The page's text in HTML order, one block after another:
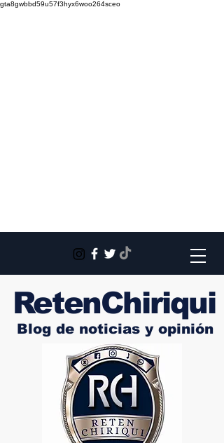
gta8gwbbd59u57f3hyx6woo264sceo
RetenChiriqui
Blog de noticias y opinión